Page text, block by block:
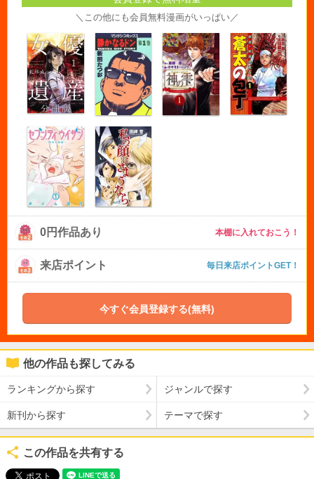
＼この他にも会員無料漫画がいっぱい／
0円作品あり 本棚に入れておこう！
来店ポイント 毎日来店ポイントGET！
今すぐ会員登録する(無料)
他の作品も探してみる
ランキングから探す ジャンルで探す
新刊から探す テーマで探す
この作品を共有する